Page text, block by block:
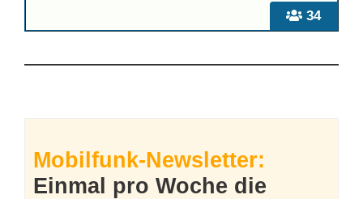
34
Mobilfunk-Newsletter:
Einmal pro Woche die